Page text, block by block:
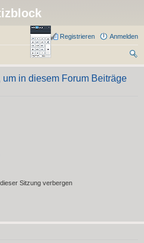
Anmelden
Registrieren
uc
in diesem Forum Beiträge
Sitzung verbergen